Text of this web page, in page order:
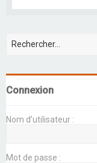
Connexion
Nom d’utilisateur :
Mot de passe :